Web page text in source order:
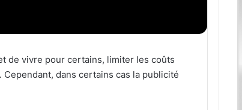
de vivre pour certains, limiter les coûts
dans certains cas la publicité